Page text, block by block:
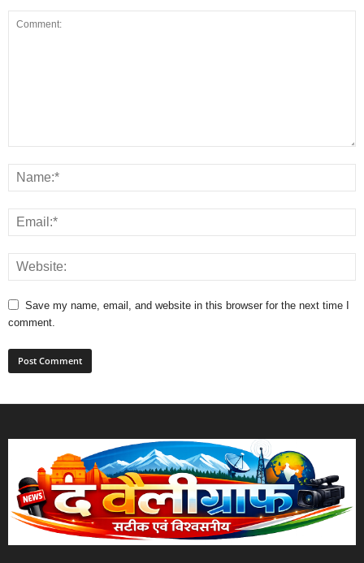
Save my name, email, and website in this browser for the next time I
comment.